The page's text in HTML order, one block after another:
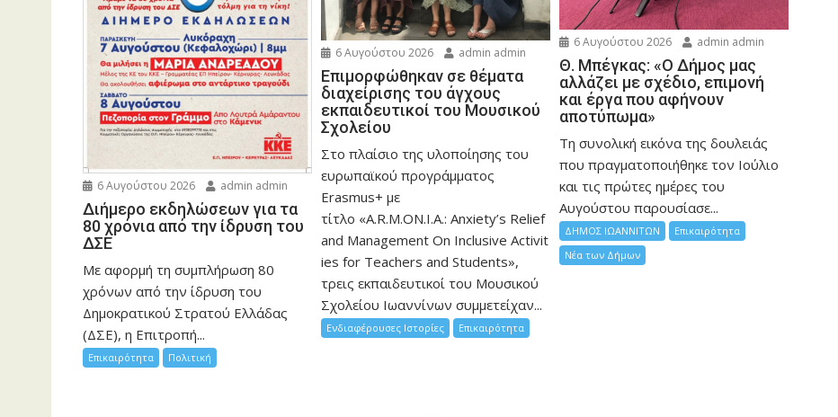
6 Αυγούστου 2026 admin admin
Διήμερο εκδηλώσεων για τα
80 χρόνια από την ίδρυση του
ΔΣΕ
Με αφορμή τη συμπλήρωση 80
χρόνων από την ίδρυση του
Δημοκρατικού Στρατού Ελλάδας
(ΔΣΕ), η Επιτροπή...
Επικαιρότητα Πολιτική
6 Αυγούστου 2026 admin admin
Eπιμορφώθηκαν σε θέματα
διαχείρισης του άγχους
εκπαιδευτικοί του Μουσικού
Σχολείου
Στο πλαίσιο της υλοποίησης του
ευρωπαϊκού προγράμματος
Erasmus+ με
τίτλο «A.R.M.ON.I.A.: Anxiety’s Relief
and Management On Inclusive Activit
ies for Teachers and Students»,
τρεις εκπαιδευτικοί του Μουσικού
Σχολείου Ιωαννίνων συμμετείχαν...
Ενδιαφέρουσες Ιστορίες Επικαιρότητα
6 Αυγούστου 2026 admin admin
Θ. Μπέγκας: «Ο Δήμος μας
αλλάζει με σχέδιο, επιμονή
και έργα που αφήνουν
αποτύπωμα»
Τη συνολική εικόνα της δουλειάς
που πραγματοποιήθηκε τον Ιούλιο
και τις πρώτες ημέρες του
Αυγούστου παρουσίασε...
ΔΗΜΟΣ ΙΩΑΝΝΙΤΩΝ
Επικαιρότητα
Νέα των Δήμων